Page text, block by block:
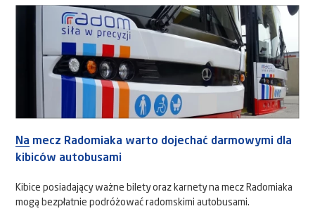
Na mecz Radomiaka warto dojechać darmowymi dla
kibiców autobusami
Kibice posiadający ważne bilety oraz karnety na mecz Radomiaka
mogą bezpłatnie podróżować radomskimi autobusami.